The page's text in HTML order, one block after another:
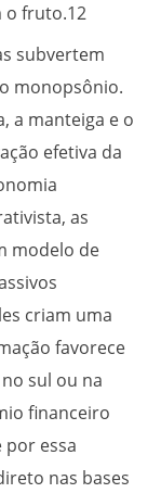
o fruto.12
subvertem
monopsônio.
a manteiga e o
efetiva da
as
modelo de
criam uma
favorece
sul ou na
financeiro
por essa
nas bases